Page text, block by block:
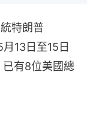
特朗普
13日至15日
有8位美國總